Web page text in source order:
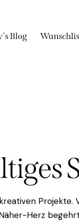
Blog
Projekte.
Herz